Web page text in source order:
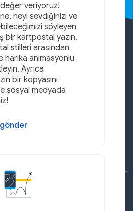
veriyoruz!
neyi sevdiğinizi ve
söyleyen
bir kartpostal yazın.
stilleri arasından
harika animasyonlu
Ayrıca
bir kopyasını
sosyal medyada